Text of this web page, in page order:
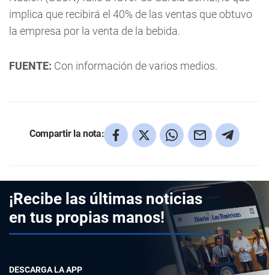
implica que recibirá el 40% de las ventas que obtuvo
la empresa por la venta de la bebida.
FUENTE: Con información de varios medios.
Compartir la nota:
¡Recibe las últimas noticias
en tus propias manos!
DESCARGA LA APP